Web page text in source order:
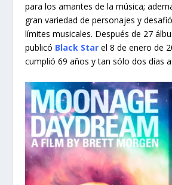
para los amantes de la música;
gran variedad de personajes y
límites musicales. Después de 27
publicó Black Star el 8 de enero de
cumplió 69 años y tan sólo dos días